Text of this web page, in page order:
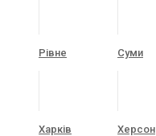
Рівне Суми
Харків Херсон